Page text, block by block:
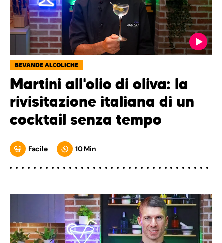
BEVANDE ALCOLICHE
Martini all'olio di oliva: la
rivisitazione italiana di un
cocktail senza tempo
Facile 10 Min